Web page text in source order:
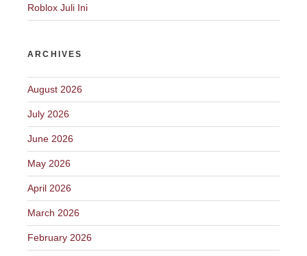
Roblox Juli Ini
ARCHIVES
August 2026
July 2026
June 2026
May 2026
April 2026
March 2026
February 2026